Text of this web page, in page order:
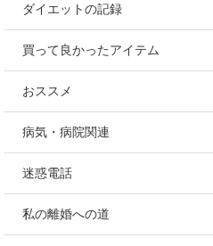
ダイエットの記録
買って良かったアイテム
おススメ
病気・病院関連
迷惑電話
私の離婚への道